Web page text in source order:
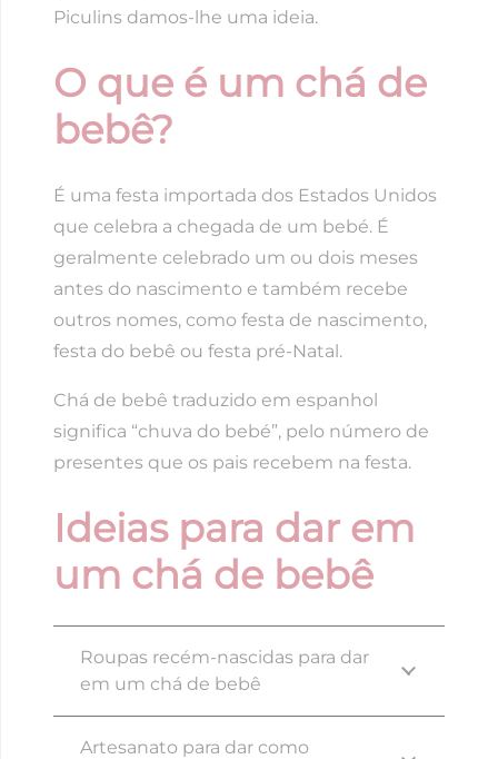
Piculins damos-lhe uma ideia.
O que é um chá de
bebê?
É uma festa importada dos Estados Unidos
que celebra a chegada de um bebé. É
geralmente celebrado um ou dois meses
antes do nascimento e também recebe
outros nomes, como festa de nascimento,
festa do bebê ou festa pré-Natal.
Chá de bebê traduzido em espanhol
significa “chuva do bebé”, pelo número de
presentes que os pais recebem na festa.
Ideias para dar em
um chá de bebê
Roupas recém-nascidas para dar
em um chá de bebê
Artesanato para dar como